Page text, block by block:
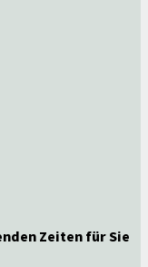
Zeiten für Sie